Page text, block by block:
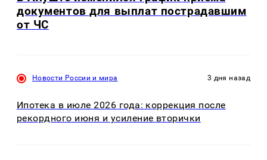
документов для выплат пострадавшим
от ЧС
Новости России и мира 3 дня назад
Ипотека в июле 2026 года: коррекция после
рекордного июня и усиление вторички